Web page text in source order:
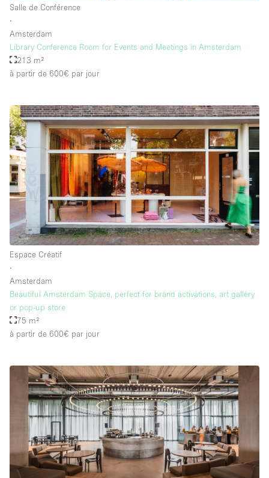
Salle de Conférence
∙
Amsterdam
Library Conference Room for Events and Meetings in Amsterdam
213 m²
à partir de 600€ par jour
Espace Créatif
∙
Amsterdam
Beautiful Amsterdam Space, perfect for brand activations, art gallery
or pop-up store
75 m²
à partir de 600€ par jour